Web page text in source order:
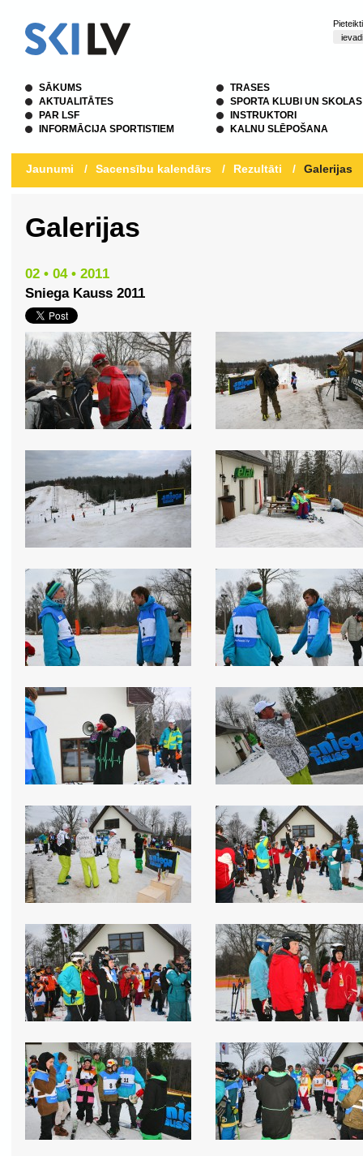
SĀKUMS
AKTUALITĀTES
PAR LSF
INFORMĀCIJA SPORTISTIEM
TRASES
SPORTA KLUBI UN SKOLAS
INSTRUKTORI
KALNU SLĒPOŠANA
Jaunumi / Sacensību kalendārs / Rezultāti / Galerijas
Galerijas
02 • 04 • 2011
Sniega Kauss 2011